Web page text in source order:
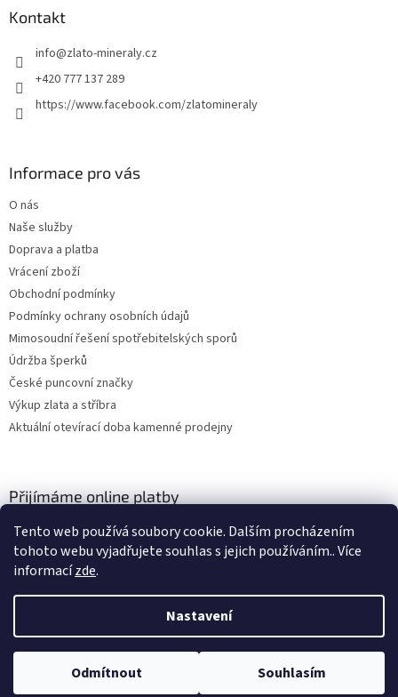
Tento web používá soubory cookie. Dalším procházením
tohoto webu vyjadřujete souhlas s jejich používáním.. Více
informacízde.
Nastavení
Odmítnout Souhlasím
v
Kontakt
info@zlato-mineraly.cz
+420 777 137 289
https://www.facebook.com/zlatomineraly
Informace pro vás
O nás
Naše služby
Doprava a platba
Vrácení zboží
Obchodní podmínky
Podmínky ochrany osobních údajů
Mimosoudní řešení spotřebitelských sporů
Údržba šperků
České puncovní značky
Výkup zlata a stříbra
Aktuální otevírací doba kamenné prodejny
Přijímáme online platby
Vytvořil Shoptet
Copyright 2026ZLATO-MINERÁLY . Všechna práva vyhrazena.